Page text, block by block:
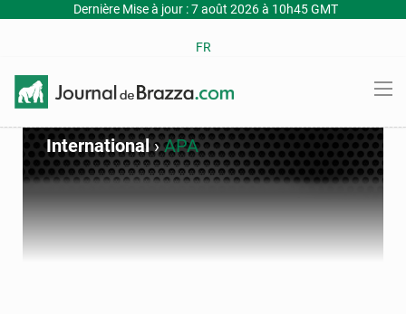
Dernière Mise à jour : 7 août 2026 à 10h45 GMT
FR
International›APA